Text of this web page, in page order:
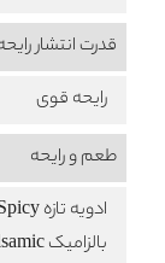
قدرت انتشار
رایحه قوی
طعم‌ و رایحه
ادویه تازه Fresh Spicy
بالزامیک Balsamic